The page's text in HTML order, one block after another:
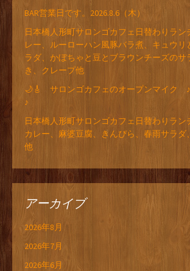
BAR営業日です。2026.8.6（木）
日本橋人形町サロンゴカフェ日替わりラン
レー、ルーローハン風豚バラ煮、キュウリ
ラダ、かぼちゃと豆とブラウンチーズのサ
き、クレープ他
🌙🎸 サロンゴカフェのオープンマイク
♪
日本橋人形町サロンゴカフェ日替わりラン
カレー、麻婆豆腐、きんぴら、春雨サラダ
他
アーカイブ
2026年8月
2026年7月
2026年6月